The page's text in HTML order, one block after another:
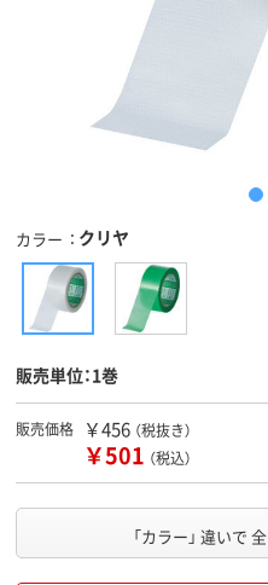
カラー クリヤ
販売単位：1巻
販売価格 ￥456 （税抜き）
￥501 （税込）
「カラー」 違いで 全